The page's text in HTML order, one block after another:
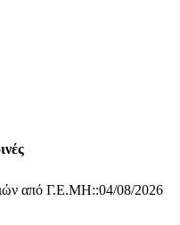
από Γ.Ε.ΜΗ::04/08/2026